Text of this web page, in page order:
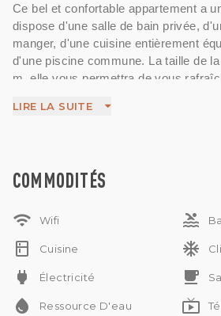
Ce bel et confortable appartement a
dispose d'une salle de bain privée,
manger, d'une cuisine entièrement
d'une piscine commune. La taille de
m, elle vous permettra de vous
invités. Situé dans un superbe
de 15 minutes de la région de Canggu.
LIRE LA SUITE
COMMODITÉS
wifi Wifi pool
kitchen Cuisine ac_unit
power Électricité free_breakfast
water_drop Ressource D'eau live_tv